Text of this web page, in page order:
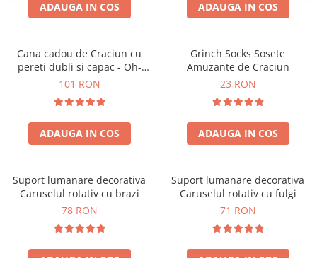
ADAUGA IN COS ADAUGA IN COS
Cana cadou de Craciun cu
pereti dubli si capac - Oh-
Brad-frumos
101 RON
ADAUGA IN COS
Grinch Socks Sosete
Amuzante de Craciun
23 RON
ADAUGA IN COS
Suport lumanare decorativa
Caruselul rotativ cu brazi
78 RON
Suport lumanare decorativa
Caruselul rotativ cu fulgi
71 RON